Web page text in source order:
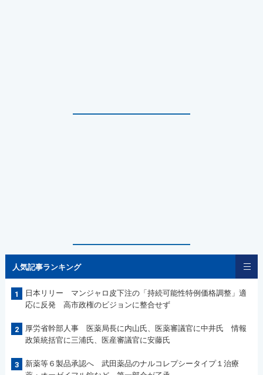
人気記事ランキング
1
日本リリー マンジャロ皮下注の「持続可能性特例価格調整」適
応に反発 高市政権のビジョンに整合せず
2
厚労省幹部人事 医薬局長に内山氏、医薬審議官に中井氏 情報
政策統括官に三浦氏、医産審議官に安藤氏
3
新薬等６製品承認へ 武田薬品のナルコレプシータイプ１治療